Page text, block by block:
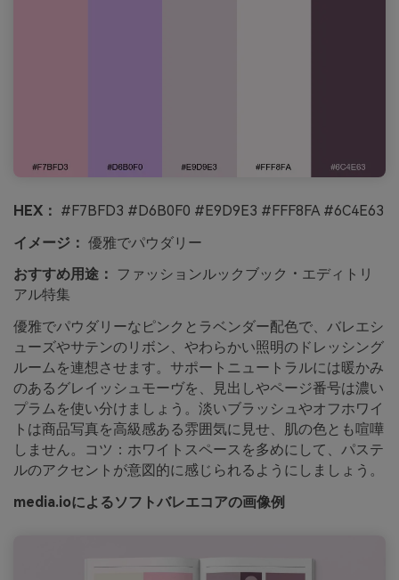
HEX： #F7BFD3 #D6B0F0 #E9D9E3 #FFF8FA #6C4E63
イメージ： 優雅でパウダリー
おすすめ用途：
ファッションルックブック・エディトリ
アル特集
優雅でパウダリーなピンクとラベンダー配色で、バレエシ
ューズやサテンのリボン、やわらかい照明のドレッシング
ルームを連想させます。サポートニュートラルには暖かみ
のあるグレイッシュモーヴを、見出しやページ番号は濃い
プラムを使い分けましょう。淡いブラッシュやオフホワイ
トは商品写真を高級感ある雰囲気に見せ、肌の色とも喧嘩
しません。コツ：ホワイトスペースを多めにして、パステ
ルのアクセントが意図的に感じられるようにしましょう。
media.ioによるソフトバレエコアの画像例